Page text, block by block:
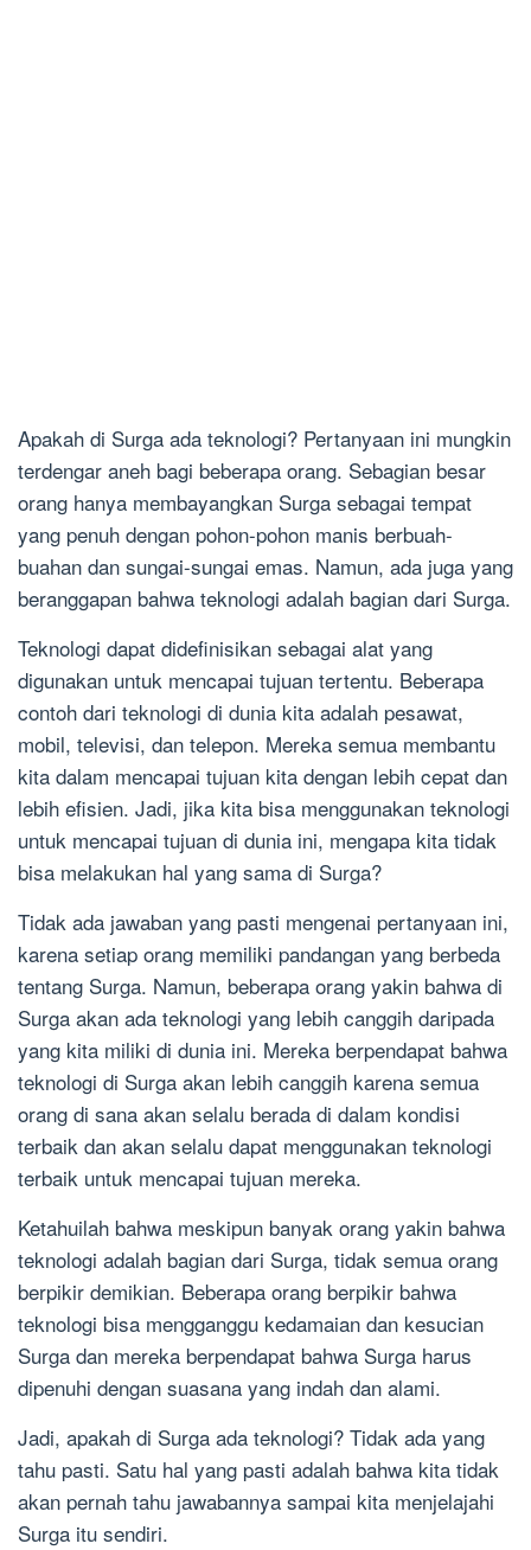
Apakah di Surga ada teknologi? Pertanyaan ini mungkin
terdengar aneh bagi beberapa orang. Sebagian besar
orang hanya membayangkan Surga sebagai tempat
yang penuh dengan pohon-pohon manis berbuah-
buahan dan sungai-sungai emas. Namun, ada juga yang
beranggapan bahwa teknologi adalah bagian dari Surga.
Teknologi dapat didefinisikan sebagai alat yang
digunakan untuk mencapai tujuan tertentu. Beberapa
contoh dari teknologi di dunia kita adalah pesawat,
mobil, televisi, dan telepon. Mereka semua membantu
kita dalam mencapai tujuan kita dengan lebih cepat dan
lebih efisien. Jadi, jika kita bisa menggunakan teknologi
untuk mencapai tujuan di dunia ini, mengapa kita tidak
bisa melakukan hal yang sama di Surga?
Tidak ada jawaban yang pasti mengenai pertanyaan ini,
karena setiap orang memiliki pandangan yang berbeda
tentang Surga. Namun, beberapa orang yakin bahwa di
Surga akan ada teknologi yang lebih canggih daripada
yang kita miliki di dunia ini. Mereka berpendapat bahwa
teknologi di Surga akan lebih canggih karena semua
orang di sana akan selalu berada di dalam kondisi
terbaik dan akan selalu dapat menggunakan teknologi
terbaik untuk mencapai tujuan mereka.
Ketahuilah bahwa meskipun banyak orang yakin bahwa
teknologi adalah bagian dari Surga, tidak semua orang
berpikir demikian. Beberapa orang berpikir bahwa
teknologi bisa mengganggu kedamaian dan kesucian
Surga dan mereka berpendapat bahwa Surga harus
dipenuhi dengan suasana yang indah dan alami.
Jadi, apakah di Surga ada teknologi? Tidak ada yang
tahu pasti. Satu hal yang pasti adalah bahwa kita tidak
akan pernah tahu jawabannya sampai kita menjelajahi
Surga itu sendiri.